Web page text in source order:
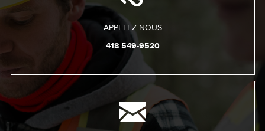
APPELEZ-NOUS
418 549-9520